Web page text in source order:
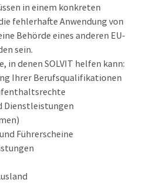
in einem konkreten
fehlerhafte Anwendung von
Behörde eines anderen EU-
sein.
in denen SOLVIT helfen kann:
Ihrer Berufsqualifikationen
Dienstleistungen
Führerscheine